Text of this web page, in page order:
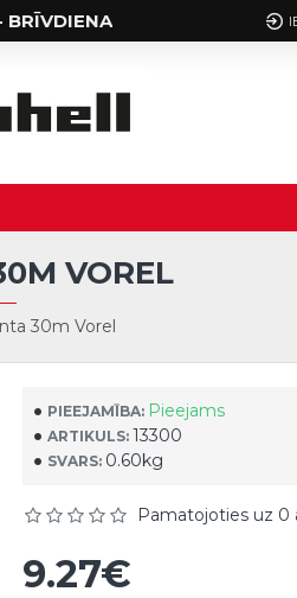
BRĪVDIENA
30m Vorel
VOREL
PIEEJAMĪBA: Pieejams
ARTIKULS: 13300
SVARS: 0.60kg
Pamatojoties uz 0
9.27€